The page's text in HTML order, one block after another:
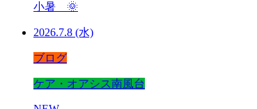
小暑 🌞
2026.7.8 (水)
ブログ
ケア・オアシス南風台